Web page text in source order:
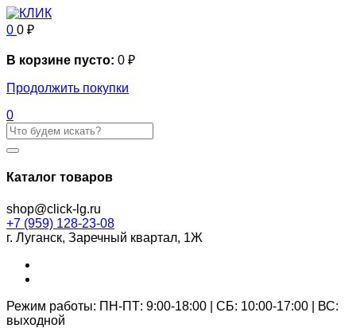
0 0 ₽
В корзине пусто: 0 ₽
Продолжить покупки
0
Каталог товаров
shop@click-lg.ru
+7 (959) 128-23-08
г. Луганск, Заречный квартал, 1Ж
Режим работы: ПН-ПТ: 9:00-18:00 | СБ: 10:00-17:00 | ВС:
выходной